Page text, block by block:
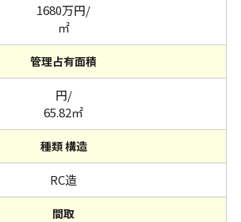
1680万円/
㎡
管理占有面積
円/
65.82㎡
種類 構造
RC造
間取